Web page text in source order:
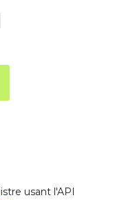
usant l'API